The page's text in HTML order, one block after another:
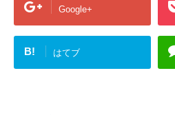
Google+
B! はてブ